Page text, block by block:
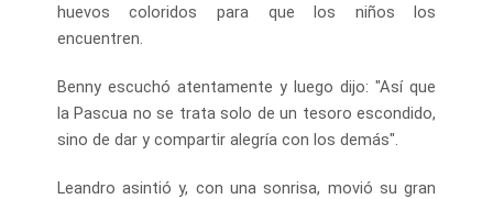
huevos coloridos para que los niños los
encuentren.
Benny escuchó atentamente y luego dijo: "Así que
la Pascua no se trata solo de un tesoro escondido,
sino de dar y compartir alegría con los demás".
Leandro asintió y, con una sonrisa, movió su gran